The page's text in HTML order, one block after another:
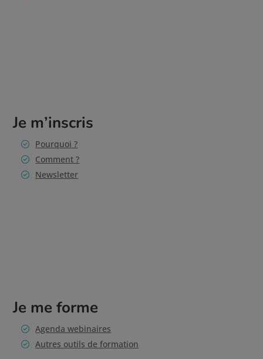
Je m’inscris
Pourquoi ?
Comment ?
Newsletter
Je me forme
Agenda webinaires
Autres outils de formation